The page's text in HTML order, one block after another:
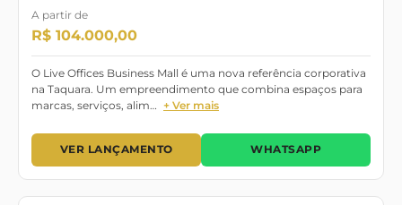
A partir de
R$ 104.000,00
O Live Offices Business Mall é uma nova referência corporativa
na Taquara. Um empreendimento que combina espaços para
marcas, serviços, alim… + Ver mais
VER LANÇAMENTO WHATSAPP